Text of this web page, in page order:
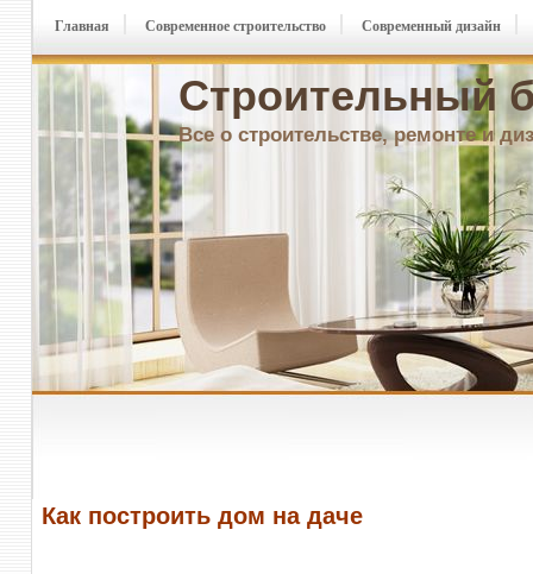
Строительный
Все о строительстве, ремонте и
Главная Современное строительство Современный дизайн
Как построить дом на даче